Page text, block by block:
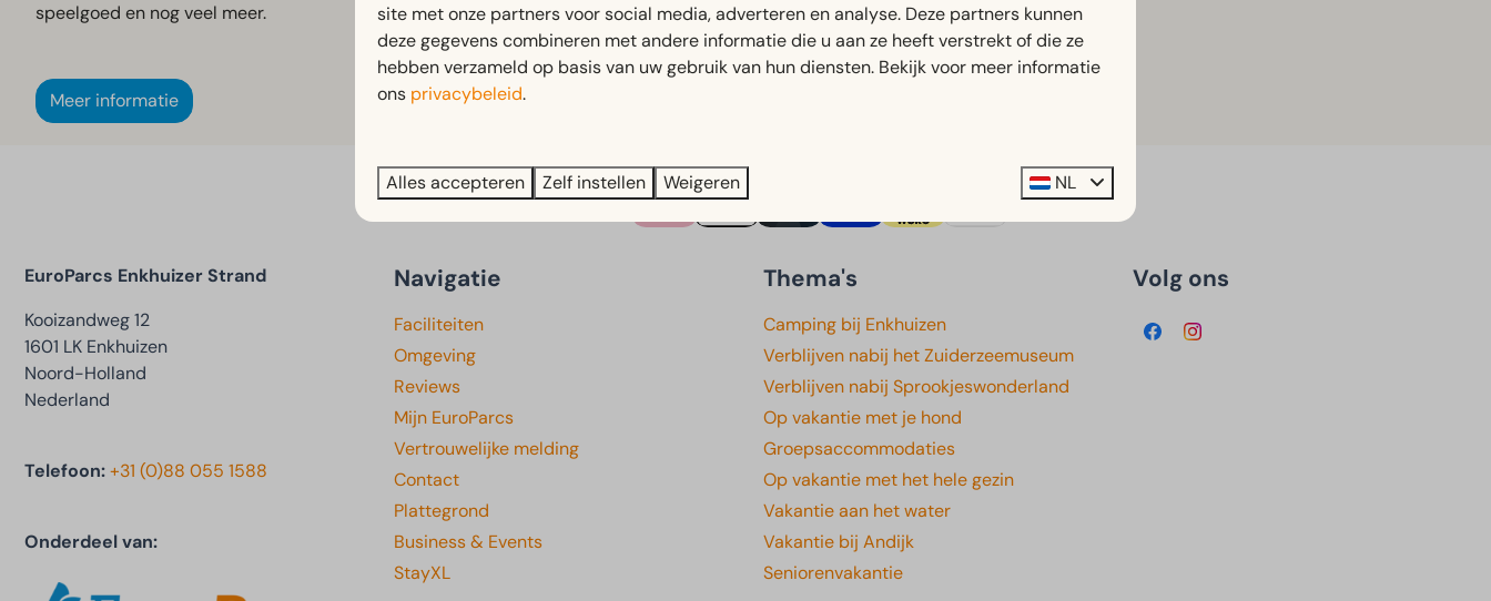
speelgoed en nog veel meer.
Meer informatie
Veilig betalen
EuroParcs Enkhuizer Strand
Kooizandweg 12
1601 LK Enkhuizen
Noord-Holland
Nederland
Telefoon:+31 (0)88 055 1588
Onderdeel van:
Navigatie
Faciliteiten
Omgeving
Reviews
Mijn EuroParcs
Vertrouwelijke melding
Contact
Plattegrond
Business & Events
StayXL
Thema's
Camping bij Enkhuizen
Verblijven nabij het Zuiderzeemuseum
Verblijven nabij Sprookjeswonderland
Op vakantie met je hond
Groepsaccommodaties
Op vakantie met het hele gezin
Vakantie aan het water
Vakantie bij Andijk
Seniorenvakantie
Volg ons
site met onze partners voor social media, adverteren en analyse. Deze partners kunnen
deze gegevens combineren met andere informatie die u aan ze heeft verstrekt of die ze
hebben verzameld op basis van uw gebruik van hun diensten. Bekijk voor meer informatie
ons privacybeleid.
Alles accepteren Zelf instellen Weigeren NL